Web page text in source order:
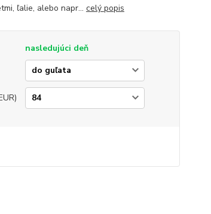
ľalie, alebo napr... celý popis
nasledujúci deň